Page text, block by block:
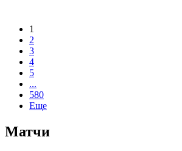
1
2
3
4
5
...
580
Еще
Матчи